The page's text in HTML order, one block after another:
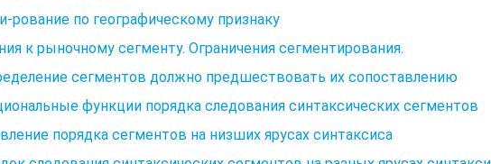
рование по географическому признаку
к рыночному сегменту. Ограничения сегментирования.
сегментов должно предшествовать их сопоставлению
функции порядка следования синтаксических сегментов
порядка сегментов на низших ярусах синтаксиса